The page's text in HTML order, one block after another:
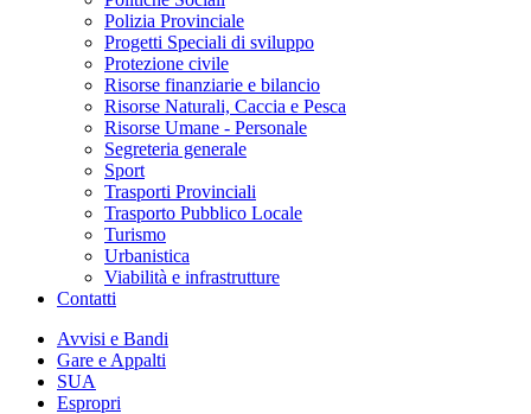
Polizia Provinciale
Progetti Speciali di sviluppo
Protezione civile
Risorse finanziarie e bilancio
Risorse Naturali, Caccia e Pesca
Risorse Umane - Personale
Segreteria generale
Sport
Trasporti Provinciali
Trasporto Pubblico Locale
Turismo
Urbanistica
Viabilità e infrastrutture
Contatti
Avvisi e Bandi
Gare e Appalti
SUA
Espropri